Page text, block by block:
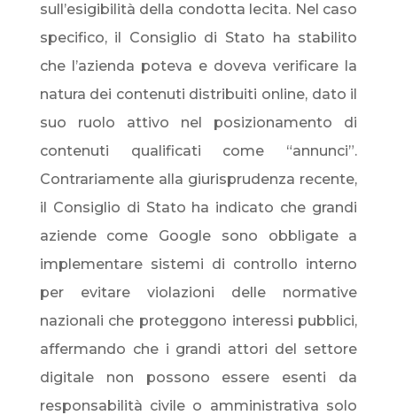
sull’esigibilità della condotta lecita. Nel caso
specifico, il Consiglio di Stato ha stabilito
che l’azienda poteva e doveva verificare la
natura dei contenuti distribuiti online, dato il
suo ruolo attivo nel posizionamento di
contenuti qualificati come “annunci”.
Contrariamente alla giurisprudenza recente,
il Consiglio di Stato ha indicato che grandi
aziende come Google sono obbligate a
implementare sistemi di controllo interno
per evitare violazioni delle normative
nazionali che proteggono interessi pubblici,
affermando che i grandi attori del settore
digitale non possono essere esenti da
responsabilità civile o amministrativa solo